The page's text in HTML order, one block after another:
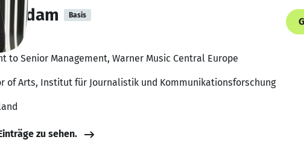
Adam Basis
to Senior Management, Warner Music Central Europe
of Arts, Institut für Journalistik und Kommunikationsforschung
zu sehen.